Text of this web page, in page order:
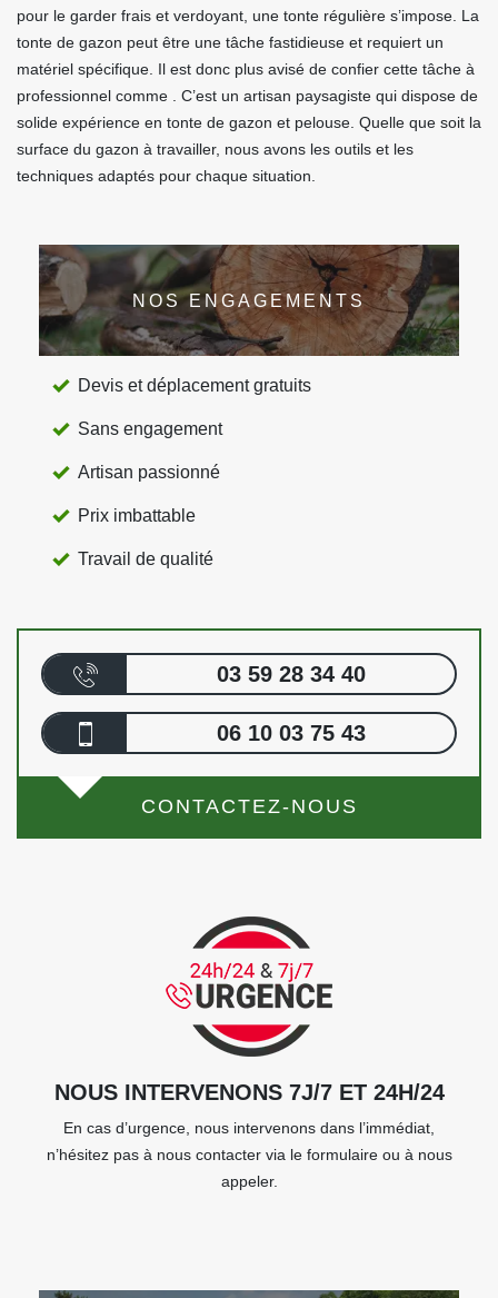
pour le garder frais et verdoyant, une tonte régulière s’impose. La
tonte de gazon peut être une tâche fastidieuse et requiert un
matériel spécifique. Il est donc plus avisé de confier cette tâche à
professionnel comme . C’est un artisan paysagiste qui dispose de
solide expérience en tonte de gazon et pelouse. Quelle que soit la
surface du gazon à travailler, nous avons les outils et les
techniques adaptés pour chaque situation.
NOS ENGAGEMENTS
Devis et déplacement gratuits
Sans engagement
Artisan passionné
Prix imbattable
Travail de qualité
03 59 28 34 40
06 10 03 75 43
CONTACTEZ-NOUS
NOUS INTERVENONS 7J/7 ET 24H/24
En cas d’urgence, nous intervenons dans l’immédiat,
n’hésitez pas à nous contacter via le formulaire ou à nous
appeler.